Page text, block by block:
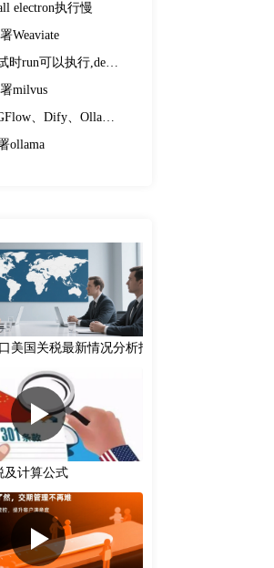
electron执行慢
Weaviate
IDEA测试时run可以执行,debug执行不了
milvus
整合RAGFlow、Dify、Ollama、DeepSeek
ollama
美国关税最新情况分析报告(2025-08-12)
及计算公式